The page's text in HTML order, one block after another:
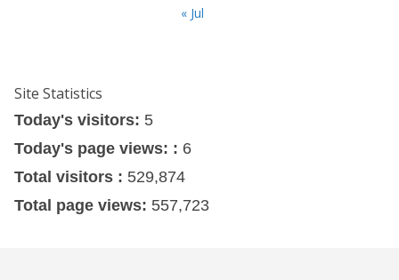
« Jul
Site Statistics
Today's visitors: 5
Today's page views: : 6
Total visitors : 529,874
Total page views: 557,723